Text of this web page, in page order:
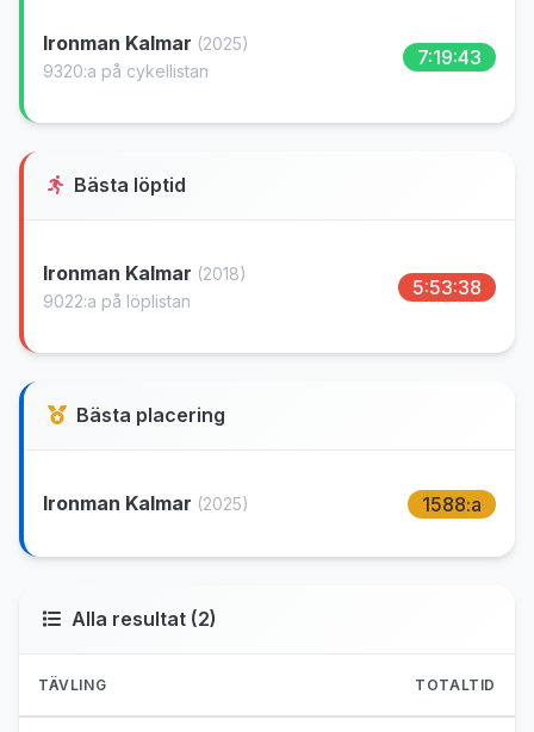
Ironman Kalmar (2025)
9320:a på cykellistan
7:19:43
Bästa löptid
Ironman Kalmar (2018)
9022:a på löplistan
5:53:38
Bästa placering
Ironman Kalmar (2025) 1588:a
Alla resultat (2)
TÄVLING TOTALTID